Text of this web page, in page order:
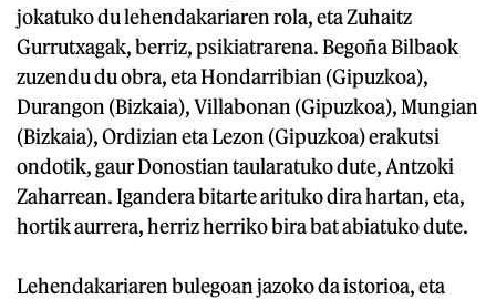
jokatuko du lehendakariaren rola, eta Zuhaitz
Gurrutxagak, berriz, psikiatrarena. Begoña Bilbaok
zuzendu du obra, eta Hondarribian (Gipuzkoa),
Durangon (Bizkaia), Villabonan (Gipuzkoa), Mungian
(Bizkaia), Ordizian eta Lezon (Gipuzkoa) erakutsi
ondotik, gaur Donostian taularatuko dute, Antzoki
Zaharrean. Igandera bitarte arituko dira hartan, eta,
hortik aurrera, herriz herriko bira bat abiatuko dute.
Lehendakariaren bulegoan jazoko da istorioa, eta